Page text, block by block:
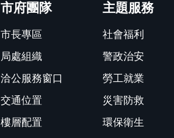
市府團隊
市長專區
局處組織
洽公服務窗口
交通位置
樓層配置
主題服務
社會福利
警政治安
勞工就業
災害防救
環保衛生